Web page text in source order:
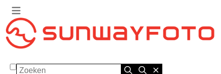
Zoeken